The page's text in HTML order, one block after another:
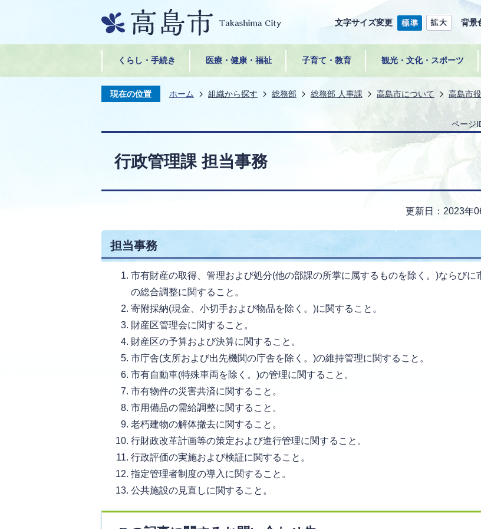
文字サイズ変更 背景
くらし・手続き 医療・健康・福祉 子育て・教育 観光・文化・スポーツ
現在の位置 ホーム 組織から探す 総務部 総務部 人事課 高島市について 高島市
ページ
行政管理課 担当事務
更新日：2023年
担当事務
市有財産の取得、管理および処分(他の部課の所掌に属するものを除く。)ならびに
の総合調整に関すること。
寄附採納(現金、小切手および物品を除く。)に関すること。
財産区管理会に関すること。
財産区の予算および決算に関すること。
市庁舎(支所および出先機関の庁舎を除く。)の維持管理に関すること。
市有自動車(特殊車両を除く。)の管理に関すること。
市有物件の災害共済に関すること。
市用備品の需給調整に関すること。
老朽建物の解体撤去に関すること。
行財政改革計画等の策定および進行管理に関すること。
行政評価の実施および検証に関すること。
指定管理者制度の導入に関すること。
公共施設の見直しに関すること。